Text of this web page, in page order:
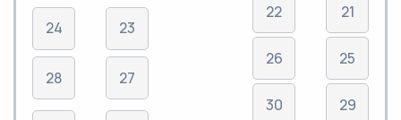
24
28
23
27
22
26
30
21
25
29